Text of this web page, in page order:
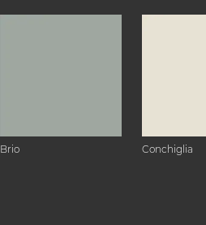
Brio Conchiglia